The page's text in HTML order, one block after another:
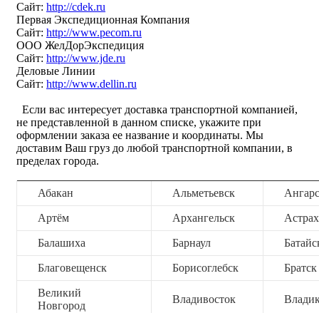
Сайт: http://cdek.ru
Первая Экспедиционная Компания
Сайт: http://www.pecom.ru
ООО ЖелДорЭкспедиция
Сайт: http://www.jde.ru
Деловые Линии
Сайт: http://www.dellin.ru
Если вас интересует доставка транспортной компанией,
не представленной в данном списке, укажите при
оформлении заказа ее название и координаты. Мы
доставим Ваш груз до любой транспортной компании, в
пределах города.
Абакан Альметьевск
Артём Архангельск
Балашиха Барнаул
Благовещенск Борисоглебск Братск
Великий
Новгород
Владивосток